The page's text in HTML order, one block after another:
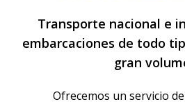
Transporte nacional e
embarcaciones de todo
gran
Ofrecemos un servicio